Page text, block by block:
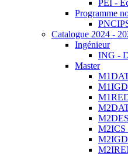
PEI -
Programme
Catalogue 2024 -
Ingénieur
ING -
Master
M1IGD
M2ICS
M2IGD